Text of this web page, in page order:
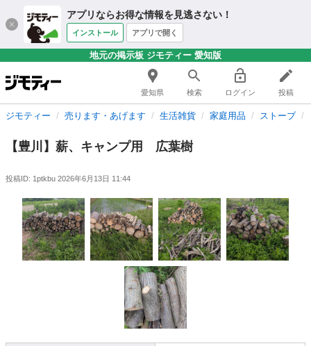
アプリならお得な情報を見逃さない！
インストール アプリで開く
地元の掲示板 ジモティー 愛知版
愛知県 検索 ログイン 投稿
ジモティー 売ります・あげます 生活雑貨 家庭用品 ストーブ
【豊川】薪、キャンプ用 広葉樹
投稿ID: 1ptkbu 2026年6月13日 11:44